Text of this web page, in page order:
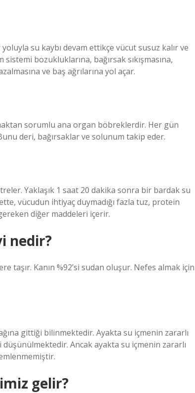
yoluyla su kaybı devam ettikçe vücut susuz kalır ve
bozukluklarına, bağırsak sıkışmasına,
ve baş ağrılarına yol açar.
sorumlu ana organ böbreklerdir. Her gün
deri, bağırsaklar ve solunum takip eder.
Yaklaşık 1 saat 20 dakika sonra bir bardak su
vücudun ihtiyaç duymadığı fazla tuz, protein
diğer maddeleri içerir.
nedir?
taşır. Kanın %92’si sudan oluşur. Nefes almak için
gittiği bilinmektedir. Ayakta su içmenin zararlı
düşünülmektedir. Ancak ayakta su içmenin zararlı
gelir?